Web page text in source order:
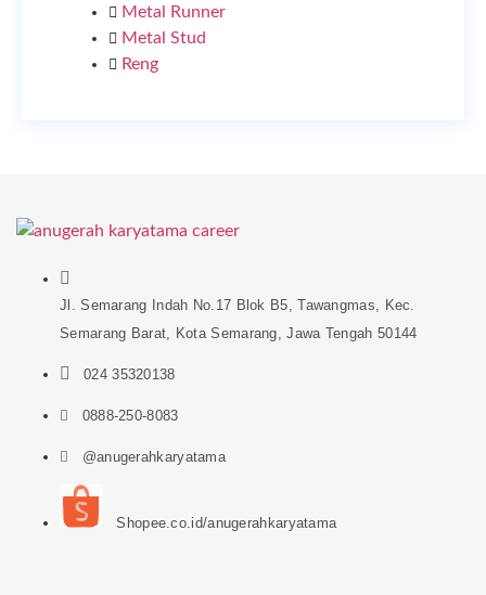
Metal Runner
Metal Stud
Reng
Jl. Semarang Indah No.17 Blok B5, Tawangmas, Kec.
Semarang Barat, Kota Semarang, Jawa Tengah 50144
024 35320138
0888-250-8083
@anugerahkaryatama
Shopee.co.id/anugerahkaryatama